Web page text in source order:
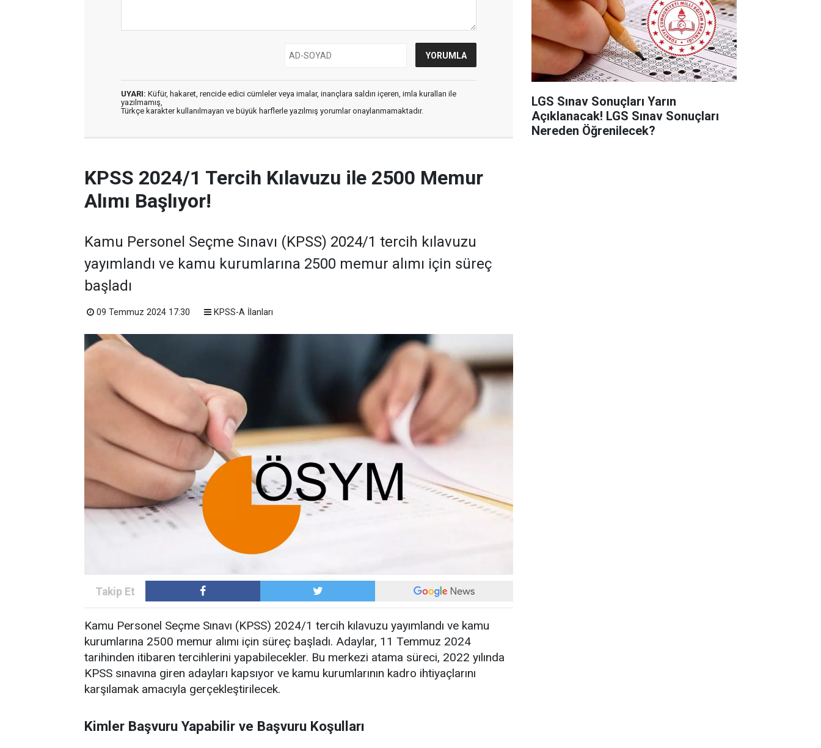
UYARI: Küfür, hakaret, rencide edici cümleler veya imalar, inançlara saldırı içeren, imla kuralları ile
yazılmamış,
Türkçe karakter kullanılmayan ve büyük harflerle yazılmış yorumlar onaylanmamaktadır.
KPSS 2024/1 Tercih Kılavuzu ile 2500 Memur
Alımı Başlıyor!
Kamu Personel Seçme Sınavı (KPSS) 2024/1 tercih kılavuzu
yayımlandı ve kamu kurumlarına 2500 memur alımı için süreç
başladı
09 Temmuz 2024 17:30 KPSS-A İlanları
Kamu Personel Seçme Sınavı (KPSS) 2024/1 tercih kılavuzu yayımlandı ve kamu
kurumlarına 2500 memur alımı için süreç başladı. Adaylar, 11 Temmuz 2024
tarihinden itibaren tercihlerini yapabilecekler. Bu merkezi atama süreci, 2022 yılında
KPSS sınavına giren adayları kapsıyor ve kamu kurumlarının kadro ihtiyaçlarını
karşılamak amacıyla gerçekleştirilecek.
Kimler Başvuru Yapabilir ve Başvuru Koşulları
LGS Sınav Sonuçları Yarın
Açıklanacak! LGS Sınav Sonuçları
Nereden Öğrenilecek?